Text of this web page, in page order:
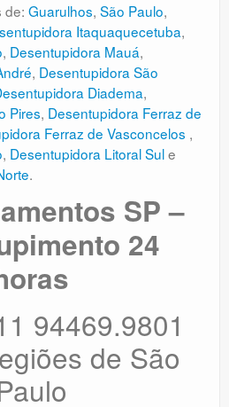
de: Guarulhos, São Paulo,
Itaquaquecetuba,
, Desentupidora Mauá,
, Desentupidora São
Diadema,
Pires, Desentupidora Ferraz de
Ferraz de Vasconcelos ,
, Desentupidora Litoral Sule
.
SP –
24
94469.9801
de São